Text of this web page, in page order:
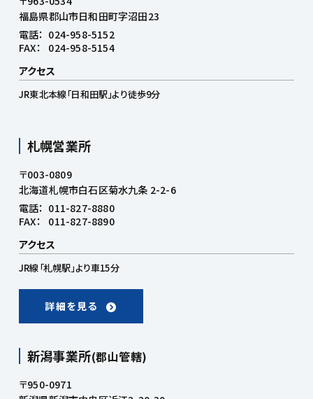
福島県郡山市日和田町字沼田23
電話： 024-958-5152
FAX：
024-958-5154
アクセス
JR東北本線「日和田駅」より徒歩9分
札幌営業所
〒003-0809
北海道札幌市白石区菊水九条 2-2-6
電話： 011-827-8880
FAX：
011-827-8890
アクセス
JR線「札幌駅」より車15分
詳細を見る
新潟事業所(郡山管轄)
〒950-0971